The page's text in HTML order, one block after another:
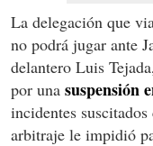
La delegación que
no podrá jugar ante
delantero Luis
por una suspensión
incidentes
arbitraje le impidió